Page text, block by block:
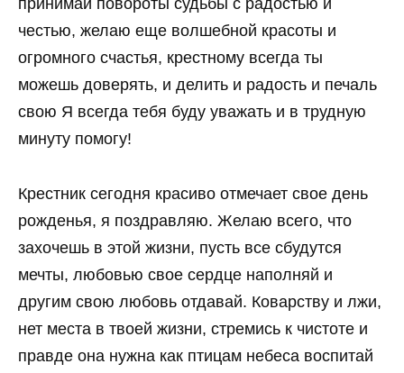
принимай повороты судьбы с радостью и
честью, желаю еще волшебной красоты и
огромного счастья, крестному всегда ты
можешь доверять, и делить и радость и печаль
свою Я всегда тебя буду уважать и в трудную
минуту помогу!
Крестник сегодня красиво отмечает свое день
рожденья, я поздравляю. Желаю всего, что
захочешь в этой жизни, пусть все сбудутся
мечты, любовью свое сердце наполняй и
другим свою любовь отдавай. Коварству и лжи,
нет места в твоей жизни, стремись к чистоте и
правде она нужна как птицам небеса воспитай